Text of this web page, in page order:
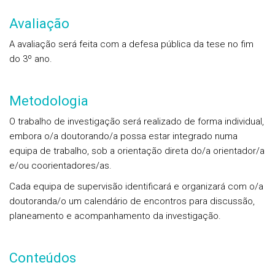
Avaliação
A avaliação será feita com a defesa pública da tese no fim
do 3º ano.
Metodologia
O trabalho de investigação será realizado de forma individual,
embora o/a doutorando/a possa estar integrado numa
equipa de trabalho, sob a orientação direta do/a orientador/a
e/ou coorientadores/as.
Cada equipa de supervisão identificará e organizará com o/a
doutoranda/o um calendário de encontros para discussão,
planeamento e acompanhamento da investigação.
Conteúdos